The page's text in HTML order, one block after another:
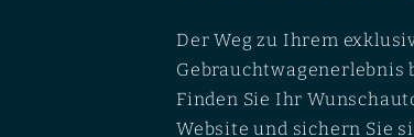
Der Weg zu Ihrem
Gebrauchtwagenerlebnis
Finden Sie Ihr
Website und sichern Sie